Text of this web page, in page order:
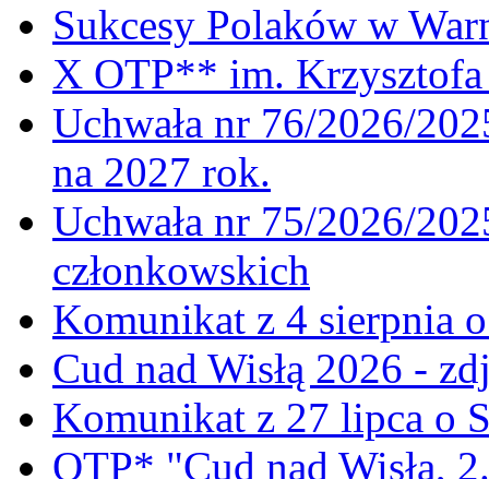
Sukcesy Polaków w
X OTP** im. Krzysztofa
Uchwała nr 76/2026/
na 2027 rok.
Uchwała nr 75/2026/
członkowskich
Komunikat z 4 sierpnia
Cud nad Wisłą 2026 -
Komunikat z 27 lipca o
OTP* "Cud nad Wisłą,